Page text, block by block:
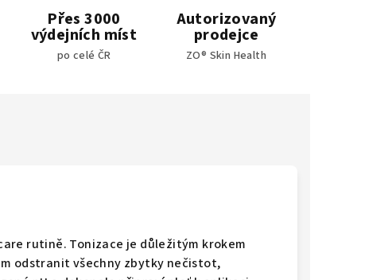
Přes 3000
výdejních míst
po celé ČR
Autorizovaný
prodejce
ZO® Skin Health
rutině. Tonizace je důležitým krokem
odstranit všechny zbytky nečistot,